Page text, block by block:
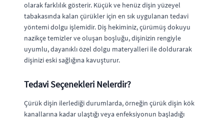
olarak farklılık gösterir. Küçük ve henüz dişin yüzeyel
tabakasında kalan çürükler için en sık uygulanan tedavi
yöntemi dolgu işlemidir. Diş hekiminiz, çürümüş dokuyu
nazikçe temizler ve oluşan boşluğu, dişinizin rengiyle
uyumlu, dayanıklı özel dolgu materyalleri ile doldurarak
dişinizi eski sağlığına kavuşturur.
Tedavi Seçenekleri Nelerdir?
Çürük dişin ilerlediği durumlarda, örneğin çürük dişin kök
kanallarına kadar ulaştığı veya enfeksiyonun başladığı